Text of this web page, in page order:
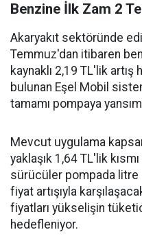
Benzine İlk Zam 2
Akaryakıt sektöründe
Temmuz'dan itibaren
kaynaklı 2,19 TL'lik
bulunan Eşel Mobil
tamamı pompaya
Mevcut uygulama
yaklaşık 1,64 TL'lik
sürücüler pompada litre
fiyat artışıyla
fiyatları yükselişin
hedefleniyor.